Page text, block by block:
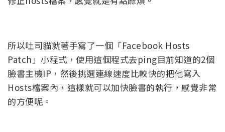
所以吐司貓就著手寫了一個「Facebook Hosts
Patch」小程式，使用這個程式去ping目前知道的2個
臉書主機IP，然後挑選連線速度比較快的把他寫入
Hosts檔案內，這樣就可以加快臉書的執行，感覺非常
的方便呢。